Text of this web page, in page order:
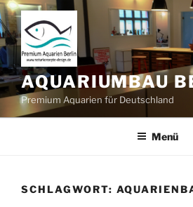
Zum
Inhalt
springen
AQUARIUMBAU
Premium Aquarien für Deutschland
Menü
SCHLAGWORT: